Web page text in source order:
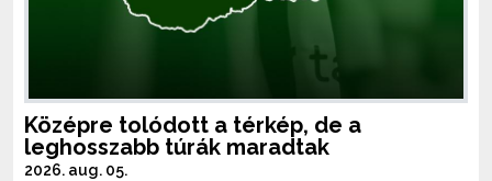
Középre tolódott a térkép, de a
leghosszabb túrák maradtak
2026. aug. 05.